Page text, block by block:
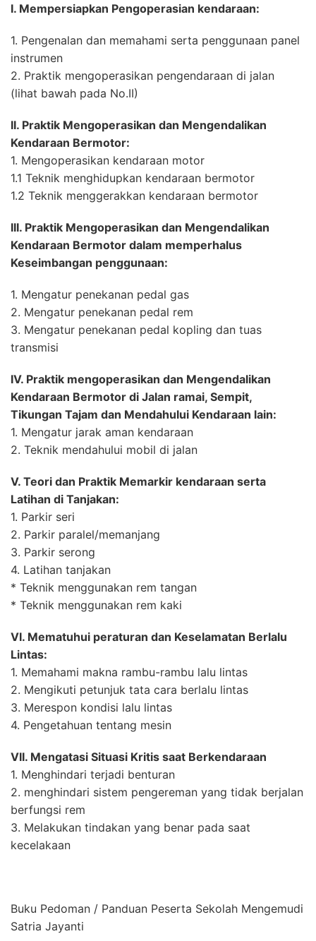
I. Mempersiapkan Pengoperasian kendaraan:
1. Pengenalan dan memahami serta penggunaan panel
instrumen
2. Praktik mengoperasikan pengendaraan di jalan
(lihat bawah pada No.II)
II. Praktik Mengoperasikan dan Mengendalikan
Kendaraan Bermotor:
1. Mengoperasikan kendaraan motor
1.1 Teknik menghidupkan kendaraan bermotor
1.2 Teknik menggerakkan kendaraan bermotor
III. Praktik Mengoperasikan dan Mengendalikan
Kendaraan Bermotor dalam memperhalus
Keseimbangan penggunaan:
1. Mengatur penekanan pedal gas
2. Mengatur penekanan pedal rem
3. Mengatur penekanan pedal kopling dan tuas
transmisi
IV. Praktik mengoperasikan dan Mengendalikan
Kendaraan Bermotor di Jalan ramai, Sempit,
Tikungan Tajam dan Mendahului Kendaraan lain:
1. Mengatur jarak aman kendaraan
2. Teknik mendahului mobil di jalan
V. Teori dan Praktik Memarkir kendaraan serta
Latihan di Tanjakan:
1. Parkir seri
2. Parkir paralel/memanjang
3. Parkir serong
4. Latihan tanjakan
* Teknik menggunakan rem tangan
* Teknik menggunakan rem kaki
VI. Mematuhui peraturan dan Keselamatan Berlalu
Lintas:
1. Memahami makna rambu-rambu lalu lintas
2. Mengikuti petunjuk tata cara berlalu lintas
3. Merespon kondisi lalu lintas
4. Pengetahuan tentang mesin
VII. Mengatasi Situasi Kritis saat Berkendaraan
1. Menghindari terjadi benturan
2. menghindari sistem pengereman yang tidak berjalan
berfungsi rem
3. Melakukan tindakan yang benar pada saat
kecelakaan
Buku Pedoman / Panduan Peserta Sekolah Mengemudi
Satria Jayanti